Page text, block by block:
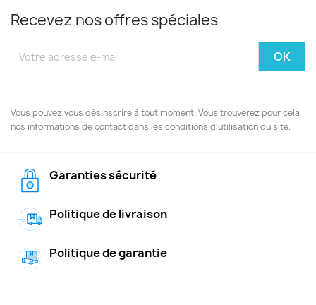
Recevez nos offres spéciales
Vous pouvez vous désinscrire à tout moment. Vous trouverez pour cela
nos informations de contact dans les conditions d'utilisation du site.
Garanties sécurité
Politique de livraison
Politique de garantie